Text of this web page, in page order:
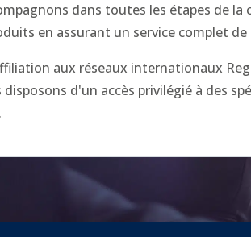
dans toutes les étapes de la
en assurant un service complet
aux réseaux internationaux
disposons d'un accès privilégié à des